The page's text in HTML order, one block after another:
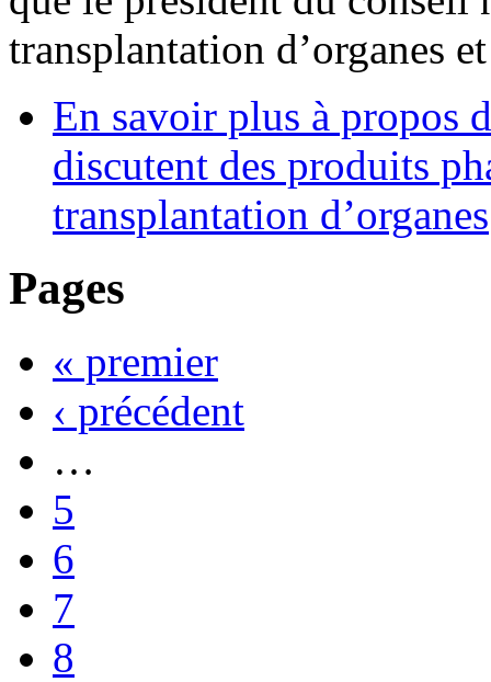
transplantation d’organes
En savoir plus à propos
discutent des produits
transplantation d’organes
Pages
« premier
‹ précédent
…
5
6
7
8